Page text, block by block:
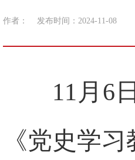
作者： 发布时间：2024-11-08
11月6
《党史学